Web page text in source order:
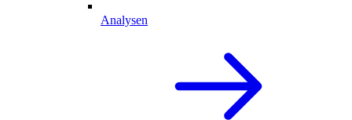
Analysen